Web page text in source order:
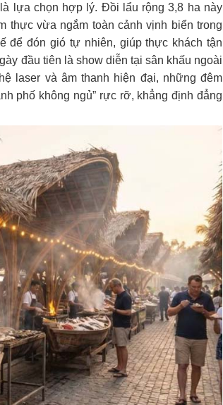
lựa chọn hợp lý. Đồi lẩu rộng 3,8 ha này
thực vừa ngắm toàn cảnh vịnh biển trong
để đón gió tự nhiên, giúp thực khách tận
đầu tiên là show diễn tại sân khấu ngoài
laser và âm thanh hiện đại, những đêm
phố không ngủ” rực rỡ, khẳng định đẳng